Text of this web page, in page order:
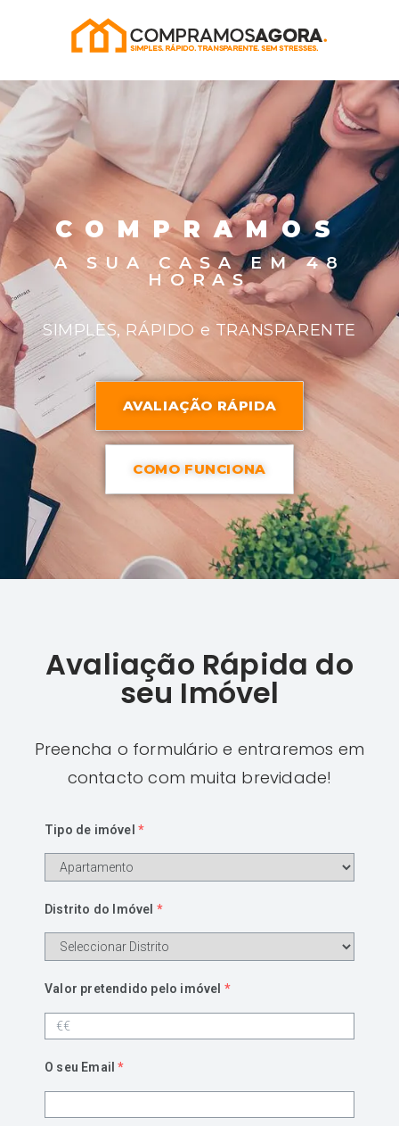
Quero Vender a Minha
Casa
COMPRAMOS
A SUA CASA EM 48
HORAS
SIMPLES, RÁPIDO e TRANSPARENTE
AVALIAÇÃO RÁPIDA
COMO FUNCIONA
Avaliação Rápida do
seu Imóvel
Preencha o formulário e entraremos em
contacto com muita brevidade!
Tipo de imóvel *
Distrito do Imóvel *
Valor pretendido pelo imóvel *
O seu Email *